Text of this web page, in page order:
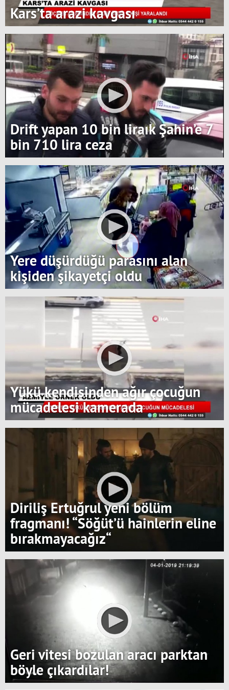
Kars’ta arazi kavgası
Drift yapan 10 bin liraık Şahin’e 7
bin 710 lira ceza
Yere düşürdüğü parasını alan
kişiden şikayetçi oldu
Yükü kendisinden ağır çocuğun
mücadelesi kamerada
Diriliş Ertuğrul yeni bölüm
fragmanı! “Söğüt’ü hainlerin eline
bırakmayacağız“
Geri vitesi bozulan aracı parktan
böyle çıkardılar!